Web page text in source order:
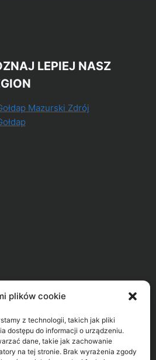
plików cookie
z technologii, takich jak pliki
dostępu do informacji o urządzeniu.
dane, takie jak zachowanie
na tej stronie. Brak wyrażenia zgody
LEPIEJ NASZ
Mazurski Zdrój